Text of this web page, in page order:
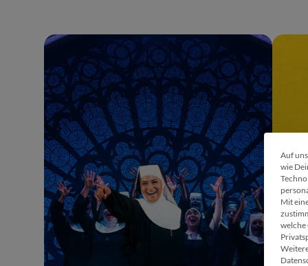
Auf
wie
Mit
welche